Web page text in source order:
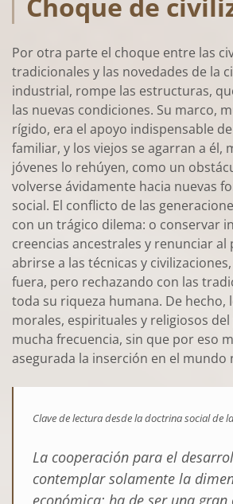
Choque de
Por otra parte el choque entre las
tradicionales y las novedades de la
industrial, rompe las estructuras,
las nuevas condiciones. Su marco,
rígido, era el apoyo indispensable
familiar, y los viejos se agarran a él,
jóvenes lo rehúyen, como un
volverse ávidamente hacia nuevas
social. El conflicto de las
con un trágico dilema: o conservar
creencias ancestrales y renunciar al
abrirse a las técnicas y
fuera, pero rechazando con las
toda su riqueza humana. De hecho,
morales, espirituales y religiosos
mucha frecuencia, sin que por eso
asegurada la inserción en el mundo
Clave de lectura desde la doctrina social de
La cooperación para el
contemplar solamente la